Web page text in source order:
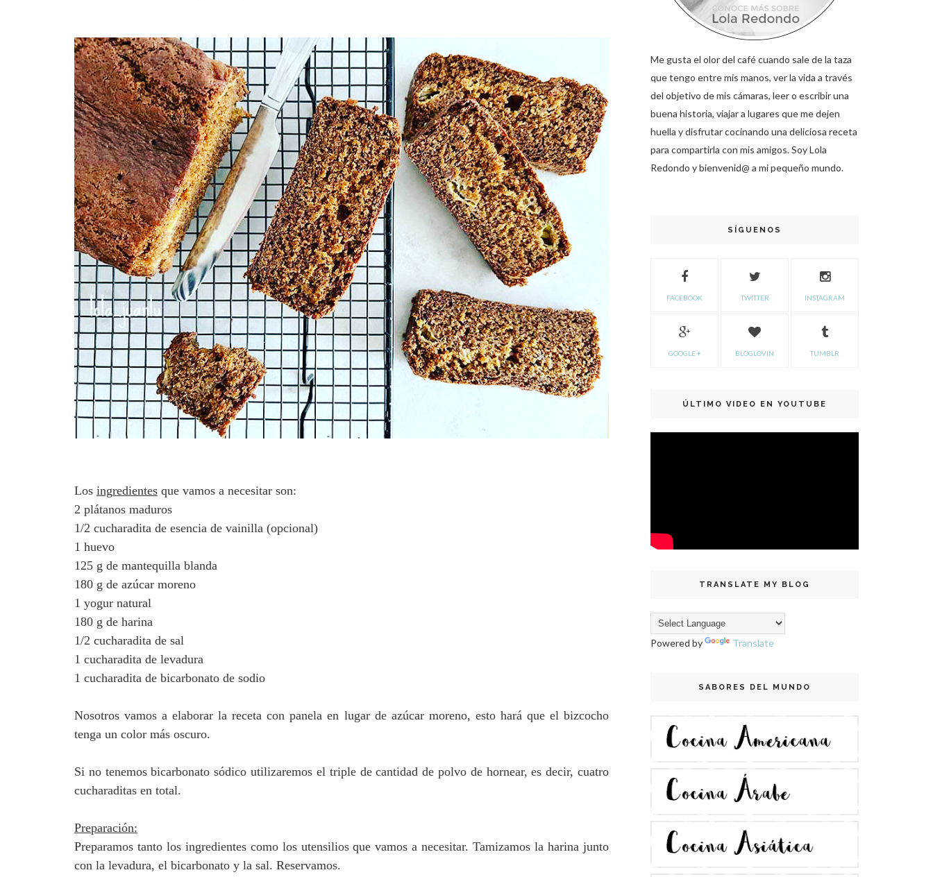
Los ingredientes que vamos a necesitar son:
2 plátanos maduros
1/2 cucharadita de esencia de vainilla (opcional)
1 huevo
125 g de mantequilla blanda
180 g de azúcar moreno
1 yogur natural
180 g de harina
1/2 cucharadita de sal
1 cucharadita de levadura
1 cucharadita de bicarbonato de sodio
Nosotros vamos a elaborar la receta con panela en lugar de azúcar moreno, esto hará que el bizcocho
tenga un color más oscuro.
Si no tenemos bicarbonato sódico utilizaremos el triple de cantidad de polvo de hornear, es decir, cuatro
cucharaditas en total.
Preparación:
Preparamos tanto los ingredientes como los utensilios que vamos a necesitar. Tamizamos la harina junto
con la levadura, el bicarbonato y la sal. Reservamos.
Me gusta el olor del café cuando sale de la taza
que tengo entre mis manos, ver la vida a través
del objetivo de mis cámaras, leer o escribir una
buena historia, viajar a lugares que me dejen
huella y disfrutar cocinando una deliciosa receta
para compartirla con mis amigos. Soy Lola
Redondo y bienvenid@ a mi pequeño mundo.
SÍGUENOS
FACEBOOK TWITTER INSTAGRAM
GOOGLE + BLOGLOVIN TUMBLR
ÚLTIMO VIDEO EN YOUTUBE
TRANSLATE MY BLOG
Powered by Translate
SABORES DEL MUNDO